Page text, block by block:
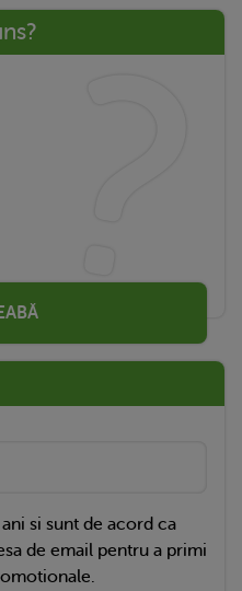
si sunt de acord ca
de email pentru a primi